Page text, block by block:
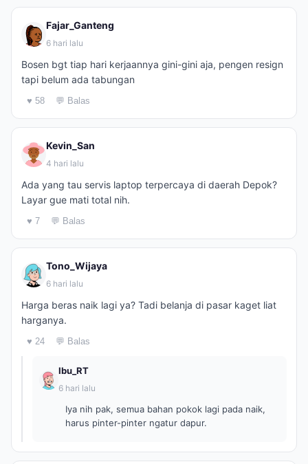
Fajar_Ganteng
6 hari lalu
Bosen bgt tiap hari kerjaannya gini-gini aja, pengen resign
tapi belum ada tabungan
♥ 58 💬 Balas
Kevin_San
4 hari lalu
Ada yang tau servis laptop terpercaya di daerah Depok?
Layar gue mati total nih.
♥ 7 💬 Balas
Tono_Wijaya
6 hari lalu
Harga beras naik lagi ya? Tadi belanja di pasar kaget liat
harganya.
♥ 24 💬 Balas
Ibu_RT
6 hari lalu
Iya nih pak, semua bahan pokok lagi pada naik,
harus pinter-pinter ngatur dapur.